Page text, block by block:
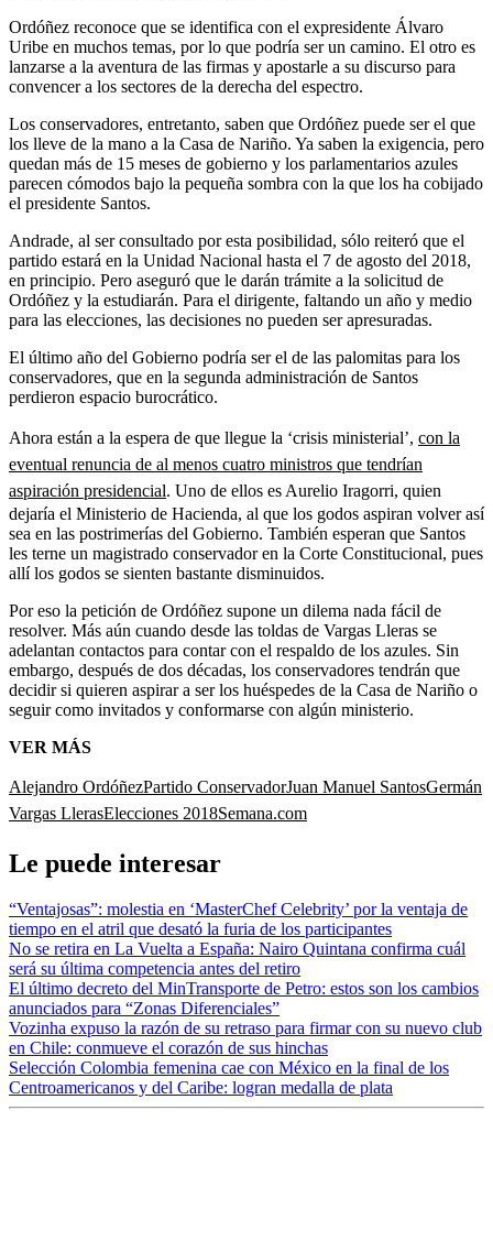
Ordóñez reconoce que se identifica con el expresidente Álvaro
Uribe en muchos temas, por lo que podría ser un camino. El otro es
lanzarse a la aventura de las firmas y apostarle a su discurso para
convencer a los sectores de la derecha del espectro.
Los conservadores, entretanto, saben que Ordóñez puede ser el que
los lleve de la mano a la Casa de Nariño. Ya saben la exigencia, pero
quedan más de 15 meses de gobierno y los parlamentarios azules
parecen cómodos bajo la pequeña sombra con la que los ha cobijado
el presidente Santos.
Andrade, al ser consultado por esta posibilidad, sólo reiteró que el
partido estará en la Unidad Nacional hasta el 7 de agosto del 2018,
en principio. Pero aseguró que le darán trámite a la solicitud de
Ordóñez y la estudiarán. Para el dirigente, faltando un año y medio
para las elecciones, las decisiones no pueden ser apresuradas.
El último año del Gobierno podría ser el de las palomitas para los
conservadores, que en la segunda administración de Santos
perdieron espacio burocrático.
Ahora están a la espera de que llegue la ‘crisis ministerial’, con la
eventual renuncia de al menos cuatro ministros que tendrían
aspiración presidencial. Uno de ellos es Aurelio Iragorri, quien
dejaría el Ministerio de Hacienda, al que los godos aspiran volver así
sea en las postrimerías del Gobierno. También esperan que Santos
les terne un magistrado conservador en la Corte Constitucional, pues
allí los godos se sienten bastante disminuidos.
Por eso la petición de Ordóñez supone un dilema nada fácil de
resolver. Más aún cuando desde las toldas de Vargas Lleras se
adelantan contactos para contar con el respaldo de los azules. Sin
embargo, después de dos décadas, los conservadores tendrán que
decidir si quieren aspirar a ser los huéspedes de la Casa de Nariño o
seguir como invitados y conformarse con algún ministerio.
VER MÁS
Alejandro OrdóñezPartido ConservadorJuan Manuel SantosGermán
Vargas LlerasElecciones 2018Semana.com
Le puede interesar
“Ventajosas”: molestia en ‘MasterChef Celebrity’ por la ventaja de
tiempo en el atril que desató la furia de los participantes
No se retira en La Vuelta a España: Nairo Quintana confirma cuál
será su última competencia antes del retiro
El último decreto del MinTransporte de Petro: estos son los cambios
anunciados para “Zonas Diferenciales”
Vozinha expuso la razón de su retraso para firmar con su nuevo club
en Chile: conmueve el corazón de sus hinchas
Selección Colombia femenina cae con México en la final de los
Centroamericanos y del Caribe: logran medalla de plata